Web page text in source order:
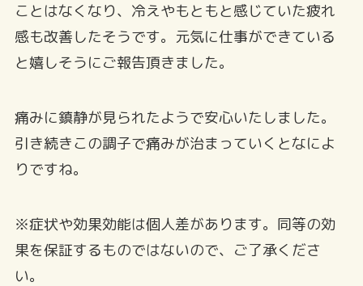
ことはなくなり、冷えやもともと感じていた疲れ
感も改善したそうです。元気に仕事ができている
と嬉しそうにご報告頂きました。
痛みに鎮静が見られたようで安心いたしました。
引き続きこの調子で痛みが治まっていくとなによ
りですね。
※症状や効果効能は個人差があります。同等の効
果を保証するものではないので、ご了承くださ
い。